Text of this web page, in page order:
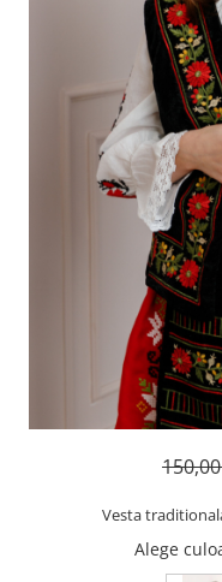
Vesta
Alege